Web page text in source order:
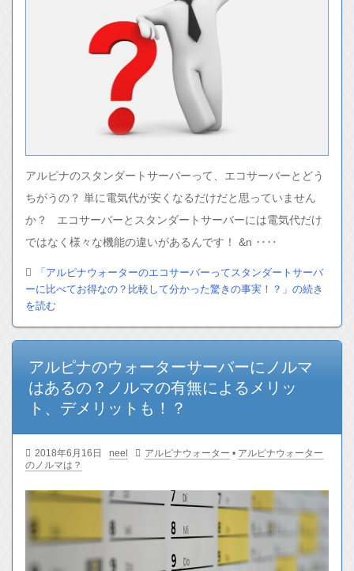
アルピナのスタンダートサーバーって、エコサーバーとどう
ちがうの？ 単に電気代が安くなるだけだと思っていません
か？ エコサーバーとスタンダートサーバーには電気代だけ
ではなく様々な機能の違いがあるんです！ &n ‥‥
「アルピナウォーターのエコサーバーってスタンダートサーバ
ーに比べてお得なの？比較して分かった驚きの事実！？」の続き
を読む
アルピナのウォーターサーバーにノルマ
はあるの？ノルマの有無によるメリッ
ト、デメリットも！？
2018年6月16日 neel アルピナウォーター • アルピナウォーター
のノルマは？